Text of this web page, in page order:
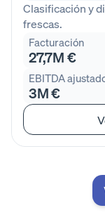
Clasificación y
frescas.
Facturación
27,7M €
EBITDA
3M €